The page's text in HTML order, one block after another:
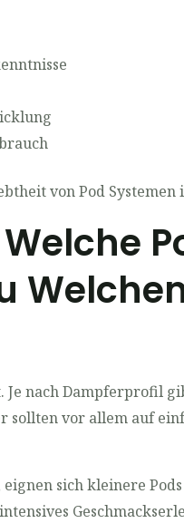
von Pod Systemen
Je nach Dampferprofil
sollten vor allem auf
sich kleinere